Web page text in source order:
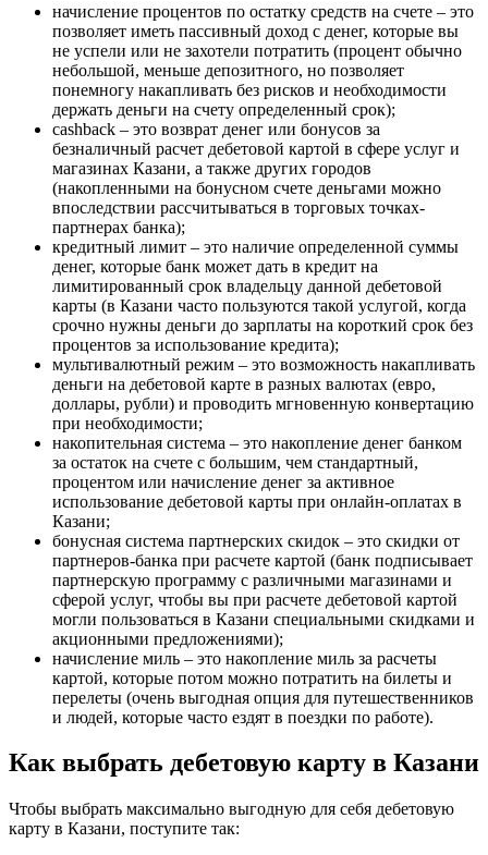
начисление процентов по остатку средств на счете – это
позволяет иметь пассивный доход с денег, которые вы
не успели или не захотели потратить (процент обычно
небольшой, меньше депозитного, но позволяет
понемногу накапливать без рисков и необходимости
держать деньги на счету определенный срок);
cashback – это возврат денег или бонусов за
безналичный расчет дебетовой картой в сфере услуг и
магазинах Казани, а также других городов
(накопленными на бонусном счете деньгами можно
впоследствии рассчитываться в торговых точках-
партнерах банка);
кредитный лимит – это наличие определенной суммы
денег, которые банк может дать в кредит на
лимитированный срок владельцу данной дебетовой
карты (в Казани часто пользуются такой услугой, когда
срочно нужны деньги до зарплаты на короткий срок без
процентов за использование кредита);
мультивалютный режим – это возможность накапливать
деньги на дебетовой карте в разных валютах (евро,
доллары, рубли) и проводить мгновенную конвертацию
при необходимости;
накопительная система – это накопление денег банком
за остаток на счете с большим, чем стандартный,
процентом или начисление денег за активное
использование дебетовой карты при онлайн-оплатах в
Казани;
бонусная система партнерских скидок – это скидки от
партнеров-банка при расчете картой (банк подписывает
партнерскую программу с различными магазинами и
сферой услуг, чтобы вы при расчете дебетовой картой
могли пользоваться в Казани специальными скидками и
акционными предложениями);
начисление миль – это накопление миль за расчеты
картой, которые потом можно потратить на билеты и
перелеты (очень выгодная опция для путешественников
и людей, которые часто ездят в поездки по работе).
Как выбрать дебетовую карту в Казани
Чтобы выбрать максимально выгодную для себя дебетовую
карту в Казани, поступите так: